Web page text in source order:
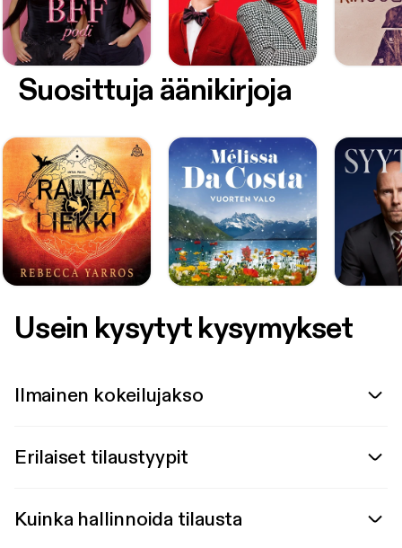
Suosittuja äänikirjoja
Usein kysytyt kysymykset
Ilmainen kokeilujakso
Erilaiset tilaustyypit
Kuinka hallinnoida tilausta